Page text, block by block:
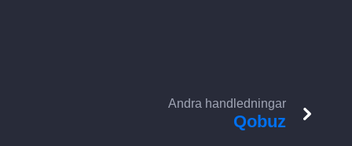
Andra handledningar
Qobuz